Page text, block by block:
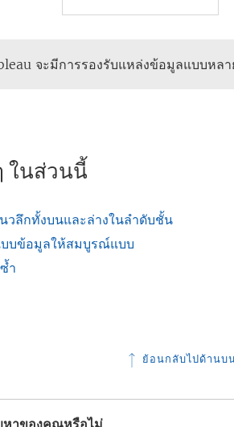
จะมีการรองรับแหล่งข้อมูลแบบหล
ในส่วนนี้
วลึกทั้งบนและล่างในลำดับชั้น
บบข้อมูลให้สมบูรณ์แบบ
ำ
ย้อนกลับไปด้านบ